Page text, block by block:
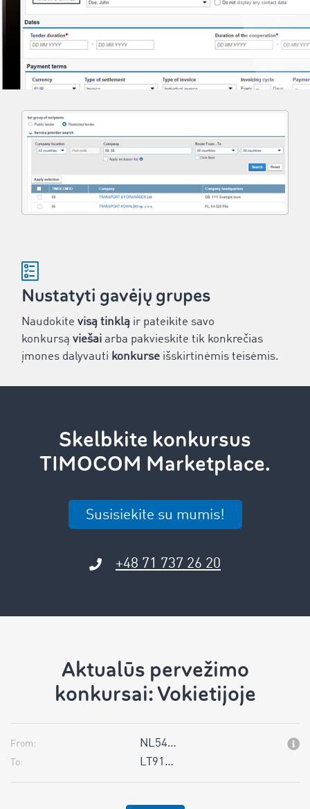
Nustatyti gavėjų grupes
Naudokite visą tinklą ir pateikite savo
konkursą viešai arba pakvieskite tik konkrečias
įmones dalyvauti konkurse išskirtinėmis teisėmis.
Skelbkite konkursus
TIMOCOM Marketplace.
Susisiekite su mumis!
+48 71 737 26 20
Aktualūs pervežimo
konkursai: Vokietijoje
From: NL54…
To: LT91…